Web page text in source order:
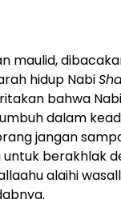
maulid,
hidup Nabi
bahwa
dalam
jangan
berakhlak
alaihi